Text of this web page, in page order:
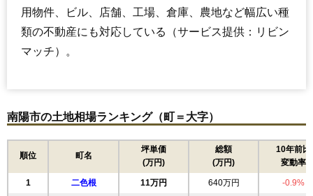
用物件、ビル、店舗、工場、倉庫、農地など幅広い種
類の不動産にも対応している（サービス提供：リビン
マッチ）。
南陽市の土地相場ランキング（町＝大字）
順位 町名
坪単価
(万円)
総額
(万円)
10年前比
変動率
1 二色根 11万円 640万円 -0.9%